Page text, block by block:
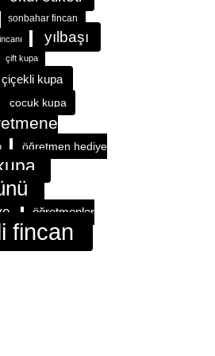
sonbahar fincan
yılbaşı
çift kupa
çiçekli kupa
çocuk kupa
öğretmen hediye
öğretmenler
fincan